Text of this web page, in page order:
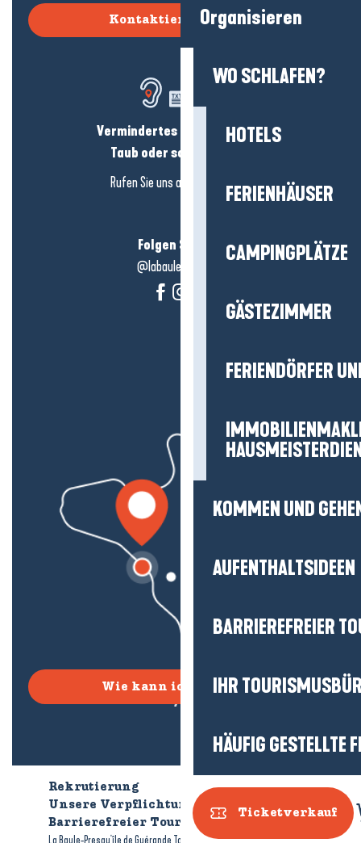
Organisieren
WO SCHLAFEN?
HOTELS
FERIENHÄUSER
CAMPINGPLÄTZE
GÄSTEZIMMER
FERIENDÖRFER
KOMMEN UND
AUFENTHALTSIDEEN
BARRIEREFREIER
IHR
HÄUFIG GESTELLTE
Ticketverkauf
Kontaktieren Sie uns
Vermindertes Hörvermögen?
Taub oder schwerhörig?
Rufen Sie uns an in
hier klicken
Folgen Sie uns!
@labauleguérande
Wie kann ich kommen?
Rekrutierung
Wer sind wir?
Unsere Verpflichtungen
Barrierefreier Tourismus
La Baule-Presqu'île de Guérande Tourismus-Rechtliche Hinweise-